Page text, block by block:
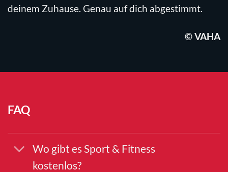
deinem Zuhause. Genau auf dich abgestimmt.
© VAHA
FAQ
Wo gibt es Sport & Fitness
kostenlos?